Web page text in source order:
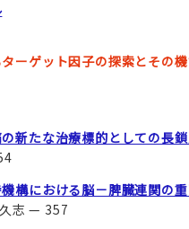
ーゲット因子の探索とその
新たな治療標的としての長
構における脳－脾臓連関の
志 — 357